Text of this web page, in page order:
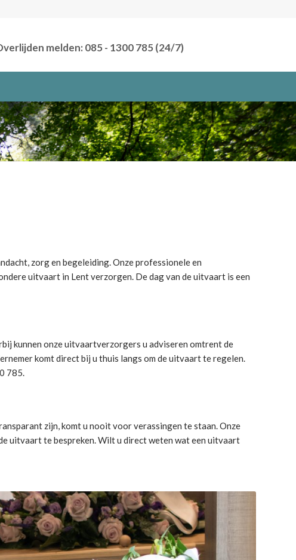
melden: 085 - 1300 785 (24/7)
zorg en begeleiding.Onze professionele en
uitvaart in Lent verzorgen. De dag van de uitvaart is een
kunnen onze uitvaartverzorgers u adviseren omtrent de
komt direct bij u thuis langs om de uitvaart te regelen.
785.
zijn, komt u nooit voor verassingen te staan. Onze
uitvaart te bespreken. Wilt u direct weten wat een uitvaart